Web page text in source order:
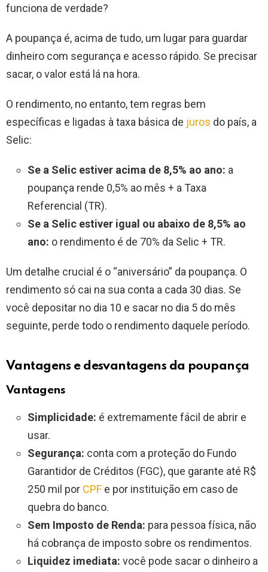
funciona de verdade?
A poupança é, acima de tudo, um lugar para guardar
dinheiro com segurança e acesso rápido. Se precisar
sacar, o valor está lá na hora.
O rendimento, no entanto, tem regras bem
específicas e ligadas à taxa básica de juros do país, a
Selic:
Se a Selic estiver acima de 8,5% ao ano: a
poupança rende 0,5% ao mês + a Taxa
Referencial (TR).
Se a Selic estiver igual ou abaixo de 8,5% ao
ano: o rendimento é de 70% da Selic + TR.
Um detalhe crucial é o “aniversário” da poupança. O
rendimento só cai na sua conta a cada 30 dias. Se
você depositar no dia 10 e sacar no dia 5 do mês
seguinte, perde todo o rendimento daquele período.
Vantagens e desvantagens da poupança
Vantagens
Simplicidade: é extremamente fácil de abrir e
usar.
Segurança: conta com a proteção do Fundo
Garantidor de Créditos (FGC), que garante até R$
250 mil por CPF e por instituição em caso de
quebra do banco.
Sem Imposto de Renda: para pessoa física, não
há cobrança de imposto sobre os rendimentos.
Liquidez imediata: você pode sacar o dinheiro a